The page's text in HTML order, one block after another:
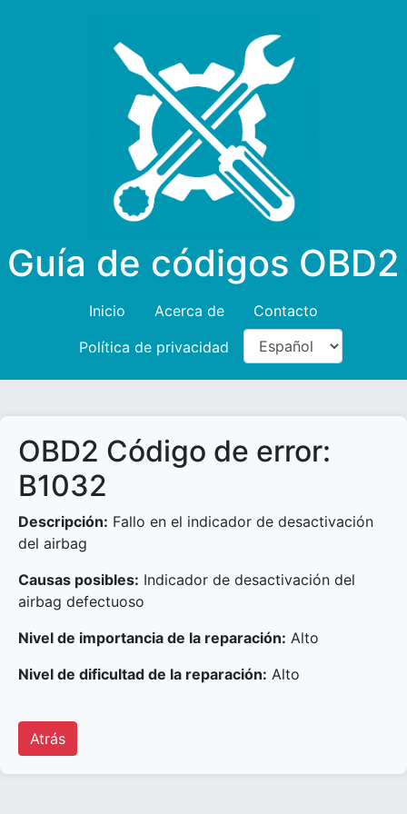
Guía de códigos OBD2
Inicio Acerca de
Contacto
Política de privacidad
OBD2 Código de error:
B1032
Descripción: Fallo en el indicador de desactivación
del airbag
Causas posibles: Indicador de desactivación del
airbag defectuoso
Nivel de importancia de la reparación: Alto
Nivel de dificultad de la reparación: Alto
Atrás